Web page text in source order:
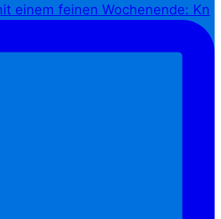
einem feinen Wochenende: Kn